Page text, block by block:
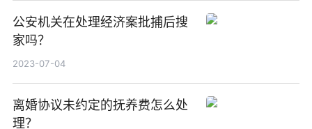
公安机关在处理经济案批捕后搜
家吗？
2023-07-04
离婚协议未约定的抚养费怎么处
理？